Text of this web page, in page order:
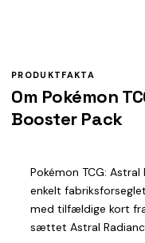
PRODUKTFAKTA
Om Pokémon
Booster Pack
Pokémon TCG:
enkelt
med tilfældige kort
sættet Astral